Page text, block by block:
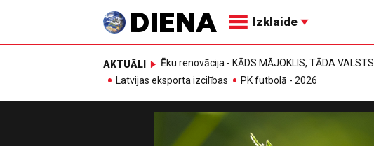
Izklaide
AKTUĀLI Ēku renovācija - KĀDS MĀJOKLIS, TĀDA VALSTS
Latvijas eksporta izcilības
PK futbolā - 2026